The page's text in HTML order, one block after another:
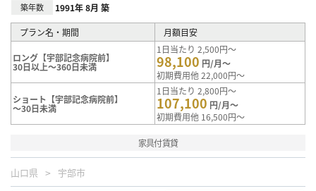
築年数 1991年 8月 築
プラン名・期間 月額目安
ロング【宇部記念病院前】
30日以上～360日未満
1日当たり 2,500円～
98,100 円/月～
初期費用他 22,000円～
ショート【宇部記念病院前】
～30日未満
1日当たり 2,800円～
107,100 円/月～
初期費用他 16,500円～
家具付賃貸
山口県 宇部市